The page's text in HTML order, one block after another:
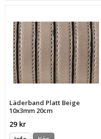
Läderband Platt Beige
10x3mm 20cm
29 kr